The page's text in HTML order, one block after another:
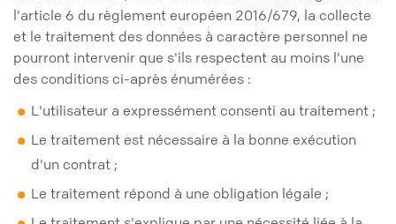
l'article 6 du règlement européen 2016/679, la collecte
et le traitement des données à caractère personnel ne
pourront intervenir que s'ils respectent au moins l'une
des conditions ci-après énumérées :
L'utilisateur a expressément consenti au traitement ;
Le traitement est nécessaire à la bonne exécution
d'un contrat ;
Le traitement répond à une obligation légale ;